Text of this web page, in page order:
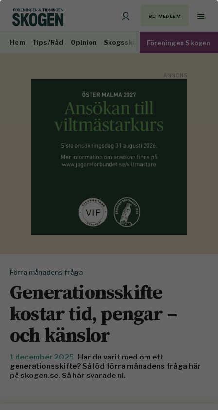
BLI MEDLEM
Hem Tips/Råd Opinion Skogsskötsel Virkesmarknad
Föreningen Skogen
Förra månadens fråga
Generationsskifte
kostar tid, pengar –
och känslor
1 december 2025 Har du varit med om ett
generationsskifte? Så löd förra månadens fråga här
på skogen.se. Så här svarade ni.